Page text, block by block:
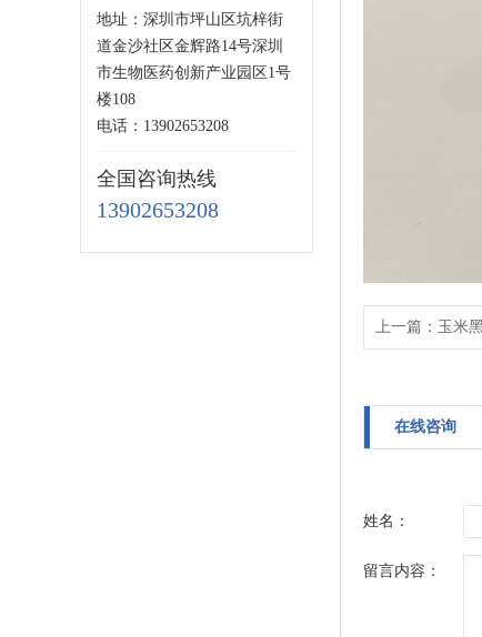
地址：深圳市坪山区坑梓街
道金沙社区金辉路14号深圳
市生物医药创新产业园区1号
楼108
电话：13902653208
全国咨询热线
13902653208
上一篇： 玉米
在线咨询
姓名：
留言内容：